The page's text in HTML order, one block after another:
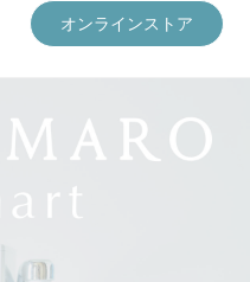
オンラインストア